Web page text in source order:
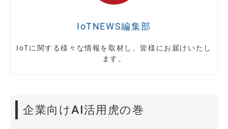
IoTNEWS編集部
IoTに関する様々な情報を取材し、皆様にお届けいたし
ます。
企業向けAI活用虎の巻